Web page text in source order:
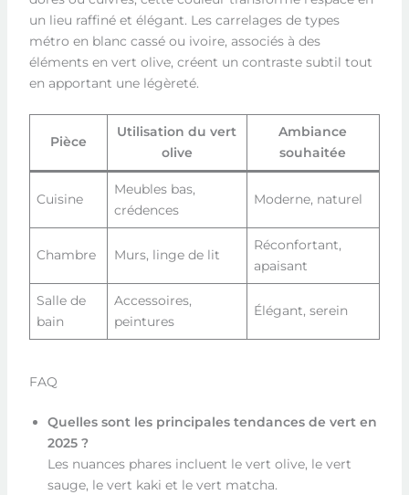
un lieu raffiné et élégant. Les carrelages de types
métro en blanc cassé ou ivoire, associés à des
éléments en vert olive, créent un contraste subtil tout
en apportant une légèreté.
Pièce
Utilisation du vert
olive
Ambiance
souhaitée
Cuisine
Meubles bas,
crédences
Moderne, naturel
Chambre Murs, linge de lit
Réconfortant,
apaisant
Salle de
bain
Accessoires,
peintures
Élégant, serein
FAQ
Quelles sont les principales tendances de vert en
2025 ?
Les nuances phares incluent le vert olive, le vert
sauge, le vert kaki et le vert matcha.